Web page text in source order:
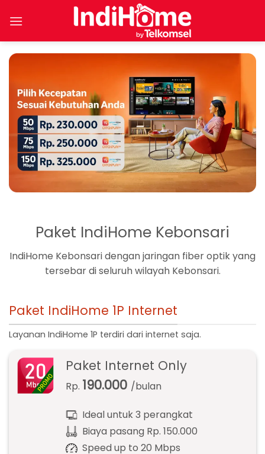
Paket IndiHome Kebonsari
IndiHome Kebonsari dengan jaringan fiber optik yang
tersebar di seluruh wilayah Kebonsari.
Paket IndiHome 1P Internet
Layanan IndiHome 1P terdiri dari internet saja.
Paket Internet Only
Rp. 190.000 /bulan
Ideal untuk 3 perangkat
Biaya pasang Rp. 150.000
Speed up to 20 Mbps